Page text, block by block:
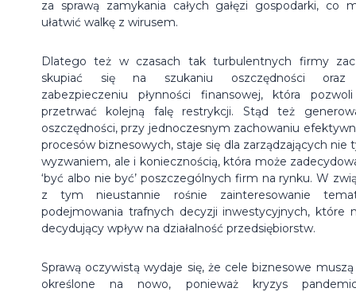
za sprawą zamykania całych gałęzi gospodarki, co
ułatwić walkę z wirusem.
Dlatego też w czasach tak turbulentnych firmy
skupiać się na szukaniu oszczędności
zabezpieczeniu płynności finansowej, która
przetrwać kolejną falę restrykcji. Stąd też
oszczędności, przy jednoczesnym zachowaniu
procesów biznesowych, staje się dla zarządzających nie
wyzwaniem, ale i koniecznością, która może
‘być albo nie być’ poszczególnych firm na rynku. W
z tym nieustannie rośnie zainteresowanie
podejmowania trafnych decyzji inwestycyjnych, które
decydujący wpływ na działalność przedsiębiorstw.
Sprawą oczywistą wydaje się, że cele biznesowe
określone na nowo, ponieważ kryzys